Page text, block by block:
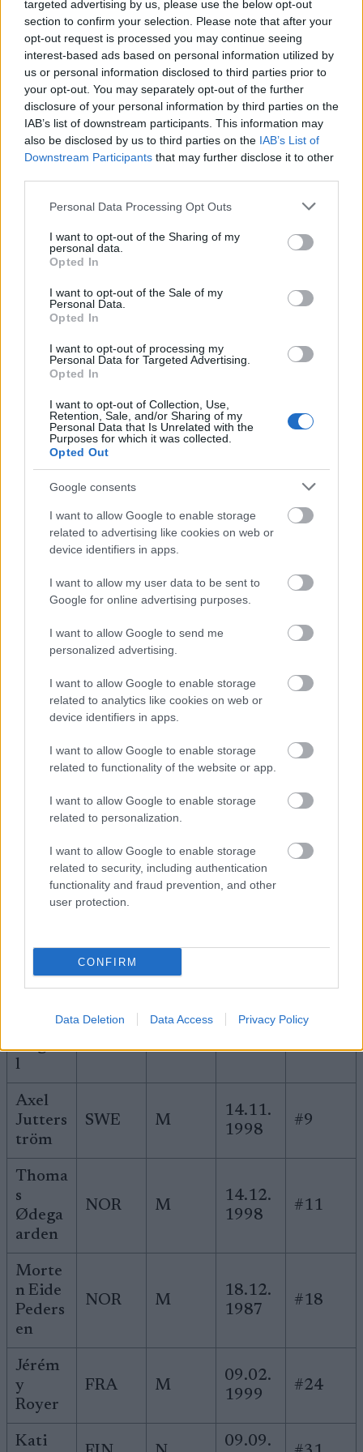
targeted advertising by us, please use the below opt-out
section to confirm your selection. Please note that after your
opt-out request is processed you may continue seeing
interest-based ads based on personal information utilized by
us or personal information disclosed to third parties prior to
your opt-out. You may separately opt-out of the further
disclosure of your personal information by third parties on the
IAB’s list of downstream participants. This information may
also be disclosed by us to third parties on the IAB’s List of
Downstream Participants that may further disclose it to other
Please note that this website/app uses one or more Google
not limited to your visit or usage behaviour. You may click to
grant or deny consent to Google and its third-party tags to
use your data for below specified purposes in below Google
consent section.
Personal Data Processing Opt Outs
I want to opt-out of the Sharing of my
personal data.
Opted In
I want to opt-out of the Sale of my
Personal Data.
Opted In
I want to opt-out of processing my
Personal Data for Targeted Advertising.
Opted In
I want to opt-out of Collection, Use,
Retention, Sale, and/or Sharing of my
Personal Data that Is Unrelated with the
Purposes for which it was collected.
Opted Out
Google consents
I want to allow Google to enable storage
related to advertising like cookies on web or
device identifiers in apps.
I want to allow my user data to be sent to
Google for online advertising purposes.
I want to allow Google to send me
personalized advertising.
I want to allow Google to enable storage
related to analytics like cookies on web or
device identifiers in apps.
I want to allow Google to enable storage
related to functionality of the website or app.
I want to allow Google to enable storage
related to personalization.
I want to allow Google to enable storage
related to security, including authentication
functionality and fraud prevention, and other
user protection.
CONFIRM
Data Deletion Data Access Privacy Policy
4. sija Grönklitt ITT:ssä ja
Birkebeinerrennetissä, 5. sija Vasaloppetissa ja
Grand Finale Summit to Senjassa – ja kuusi
muuta top 6 -sijoitusta. Lindström on jo
osoittanut kuuluvansa eliittiin ja voi yltää
vieläkin korkeammalle tulevalla kaudella.
Yhdistää päättäväisyyden
Kokemuksen, lahjakkuuden ja
Team Eksjöhus on jälleen Ski Classicsin
mittapuu. Joukkue tulee olemaan Ski Classicsin
Lue myös: eD system RSJ Team – Tšekkiläinen
joukkue hakee menestystä ja kunniaa ensi
kaudella
Artikkeli jatkuu videon jälkeen
Team Eksjöhus
Maa: Ruotsi
Pro Team -ranking (kausi XVI): 1.
Verkkosivut: Team Eksjöhus
Facebook: Team Eksjöhus
Pro Team -urheilijat
g
Eirik
Augda
l
NOR M
20.07.
#6
Axel
Jutters
tröm
SWE M
14.11.
1998
#9
Thoma
s
Ødega
arden
NOR M
14.12.
1998
#11
Morte
n Eide
Peders
en
NOR M
18.12.
1987
#18
Jérém
y
Royer
FRA M
09.02.
1999
#24
Kati 09.09.